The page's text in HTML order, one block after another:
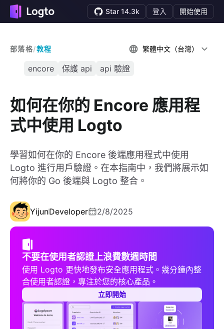
Star 14.3k 登入 開始使用
部落格/教程 繁體中文（台灣）
encore 保護 api api 驗證
如何在你的 Encore 應用程
式中使用 Logto
學習如何在你的 Encore 後端應用程式中使用
Logto 進行用戶驗證。在本指南中，我們將展示如
何將你的 Go 後端與 Logto 整合。
YijunDeveloper 2/8/2025
不要在使用者認證上浪費數週時間
使用 Logto 更快地發布安全應用程式。幾分鐘內整
合使用者認證，專注於您的核心產品。
立即開始